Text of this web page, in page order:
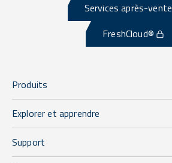
Services après-vente
FreshCloud®
Produits
Explorer et apprendre
Support